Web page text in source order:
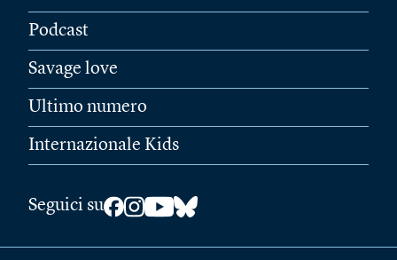
Podcast
Savage love
Ultimo numero
Internazionale Kids
Seguici su